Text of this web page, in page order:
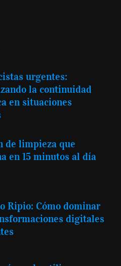
urgentes:
la continuidad
en situaciones
de limpieza que
en 15 minutos al día
Ripio: Cómo dominar
digitales